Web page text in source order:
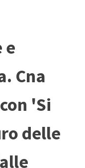
e
Cna
'Si
delle